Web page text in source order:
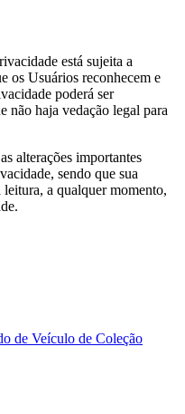
está sujeita a
os Usuários reconhecem e
poderá ser
não haja vedação legal para
alterações importantes
sendo que sua
a qualquer momento,
de Veículo de Coleção